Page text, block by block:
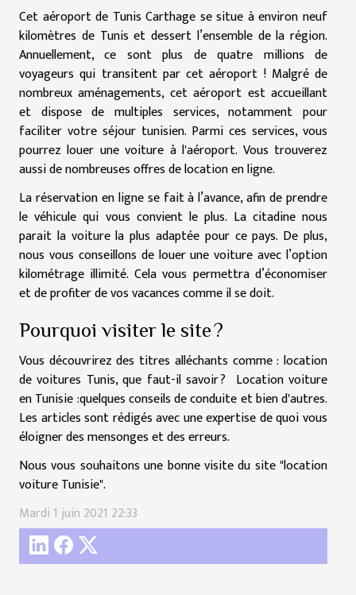
Cet aéroport de Tunis Carthage se situe à environ neuf
kilomètres de Tunis et dessert l’ensemble de la région.
Annuellement, ce sont plus de quatre millions de
voyageurs qui transitent par cet aéroport ! Malgré de
nombreux aménagements, cet aéroport est accueillant
et dispose de multiples services, notamment pour
faciliter votre séjour tunisien. Parmi ces services, vous
pourrez louer une voiture à l'aéroport. Vous trouverez
aussi de nombreuses offres de location en ligne.
La réservation en ligne se fait à l’avance, afin de prendre
le véhicule qui vous convient le plus. La citadine nous
parait la voiture la plus adaptée pour ce pays. De plus,
nous vous conseillons de louer une voiture avec l’option
kilométrage illimité. Cela vous permettra d’économiser
et de profiter de vos vacances comme il se doit.
Pourquoi visiter le site ?
Vous découvrirez des titres alléchants comme : location
de voitures Tunis, que faut-il savoir ? Location voiture
en Tunisie :quelques conseils de conduite et bien d'autres.
Les articles sont rédigés avec une expertise de quoi vous
éloigner des mensonges et des erreurs.
Nous vous souhaitons une bonne visite du site "location
voiture Tunisie".
Mardi 1 juin 2021 22:33